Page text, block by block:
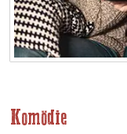
Komödie